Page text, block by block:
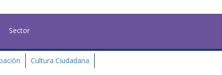
Sector
Cultura Ciudadana